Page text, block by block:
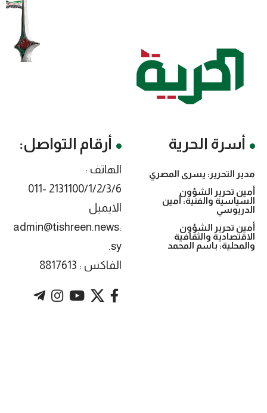
أسرة الحرية
مدير التحرير: يسرى المصري
أمين تحرير الشؤون
السياسية والفنية: أمين
الدريوسي
أمين تحرير الشؤون
الاقتصادية والثقافية
والمحلية: باسم المحمد
أرقام التواصل:
الهاتف :
2131100/1/2/3/6 -011
الايميل
:admin@tishreen.news
.sy
الفاكس : 8817613